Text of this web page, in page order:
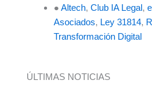
● Altech, Club IA Legal,
Asociados, Ley 31814,
Transformación Digital
ÚLTIMAS NOTICIAS